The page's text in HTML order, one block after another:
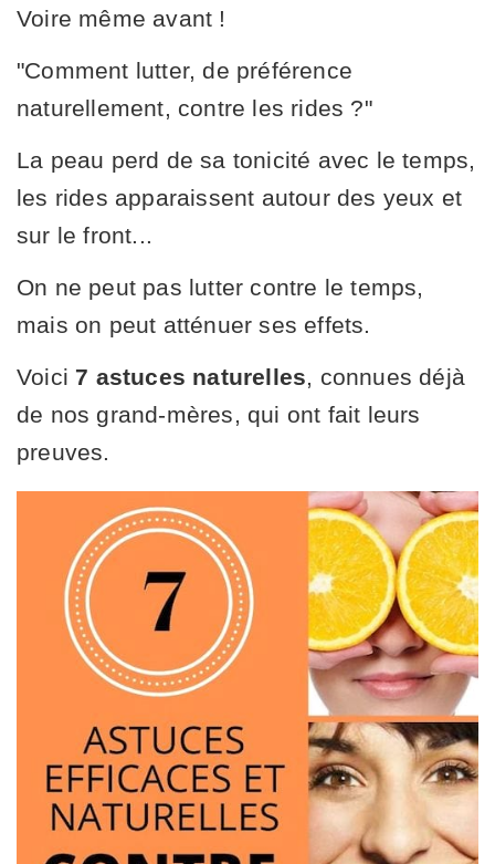
Voire même avant !
"Comment lutter, de préférence
naturellement, contre les rides ?"
La peau perd de sa tonicité avec le temps,
les rides apparaissent autour des yeux et
sur le front...
On ne peut pas lutter contre le temps,
mais on peut atténuer ses effets.
Voici 7 astuces naturelles , connues déjà
de nos grand-mères, qui ont fait leurs
preuves.